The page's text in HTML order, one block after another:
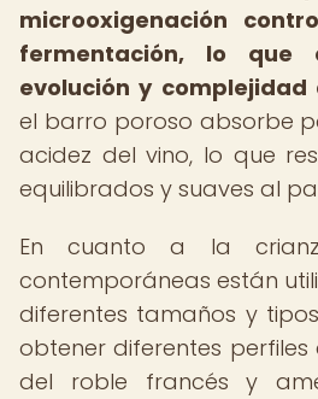
microoxigenación
fermentación, lo que
evolución y complejidad
el barro poroso absorbe
acidez del vino, lo que
equilibrados y suaves al
En cuanto a la
contemporáneas están
diferentes tamaños y
obtener diferentes
del roble francés y